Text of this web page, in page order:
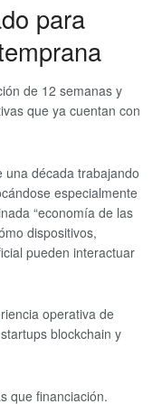
para
de 12 semanas y
que ya cuentan con
una década trabajando
especialmente
“economía de las
dispositivos,
pueden interactuar
operativa de
blockchain y
que financiación.